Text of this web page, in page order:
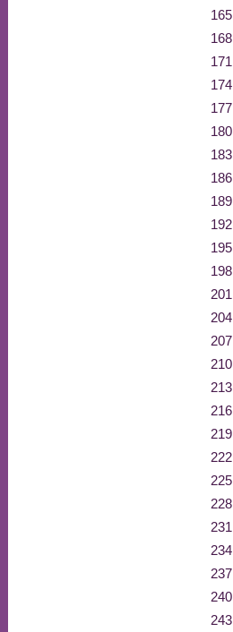
165
168
171
174
177
180
183
186
189
192
195
198
201
204
207
210
213
216
219
222
225
228
231
234
237
240
243